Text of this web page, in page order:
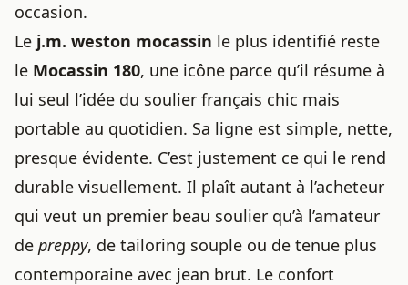
occasion.
Le j.m. weston mocassin le plus identifié reste
le Mocassin 180, une icône parce qu’il résume à
lui seul l’idée du soulier français chic mais
portable au quotidien. Sa ligne est simple, nette,
presque évidente. C’est justement ce qui le rend
durable visuellement. Il plaît autant à l’acheteur
qui veut un premier beau soulier qu’à l’amateur
de preppy, de tailoring souple ou de tenue plus
contemporaine avec jean brut. Le confort